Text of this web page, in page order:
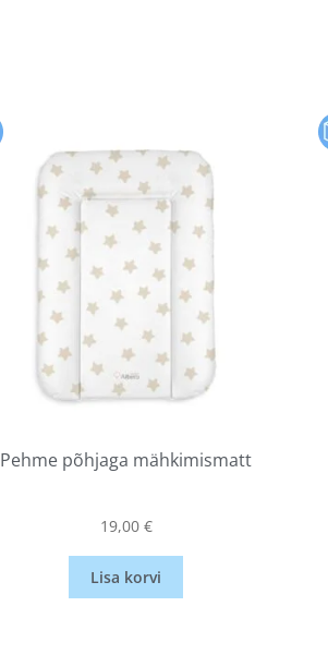
Pehme põhjaga mähkimismatt
19,00 €
Lisa korvi